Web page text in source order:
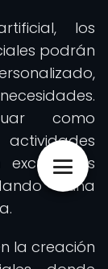
los
podrán
como
una
la creación